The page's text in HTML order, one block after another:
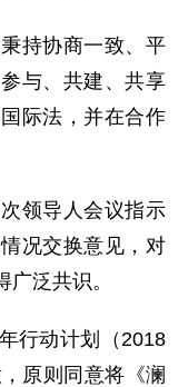
持协商一致、平
与、共建、共享
际法，并在合作
领导人会议指示
况交换意见，对
泛共识。
行动计划（2018
原则同意将《澜